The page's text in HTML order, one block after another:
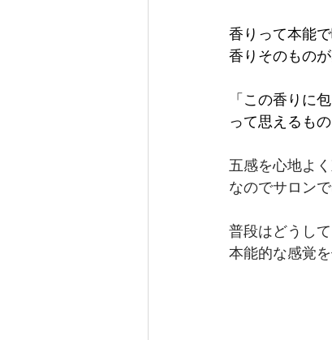
香りって本能
香りそのもの
「この香りに
って思えるも
五感を心地よ
なのでサロン
普段はどうし
本能的な感覚